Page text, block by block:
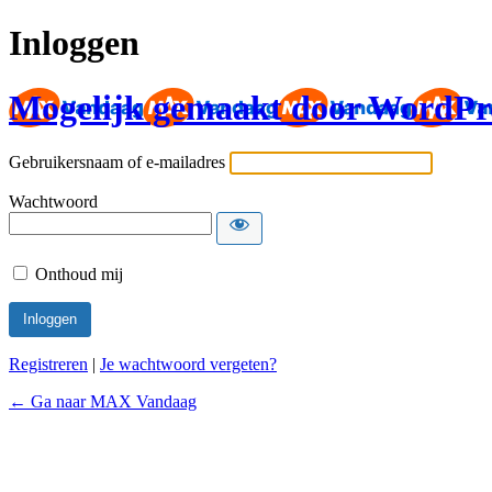
Inloggen
Mogelijk gemaakt door
Gebruikersnaam of e-mailadres
Wachtwoord
Onthoud mij
Registreren | Je wachtwoord vergeten?
← Ga naar MAX Vandaag